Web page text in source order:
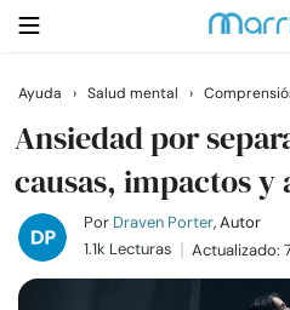
Buscar
Casarse
Relaciones
Ayuda › Salud mental ›
Ansiedad por
causas, impactos
Por Draven Porter, Autor
1.1k Lecturas
Actualizado: